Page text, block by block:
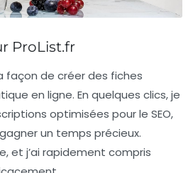
ProList.fr
façon de créer des fiches
en ligne. En quelques clics, je
optimisées pour le SEO,
un temps précieux.
et j’ai rapidement compris